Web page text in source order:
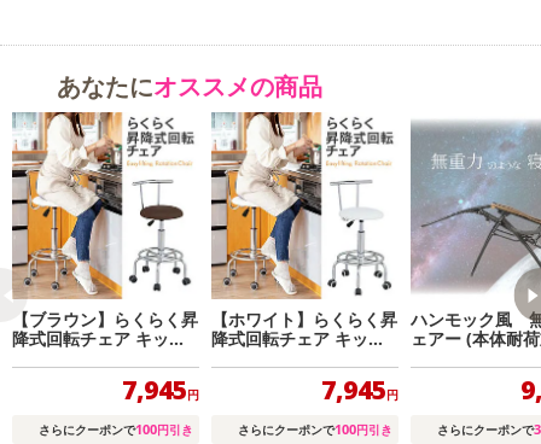
あなたにオススメの商品
【ブラウン】らくらく昇
降式回転チェア キッチ
7,945円
さらにクーポンで100円引き
【ホワイト】らくらく昇
降式回転チェア キッチ
7,945円
さらにクーポンで100円引き
ハンモック風
ェアー (本体耐
ドテーブル付き)
さらにクーポンで